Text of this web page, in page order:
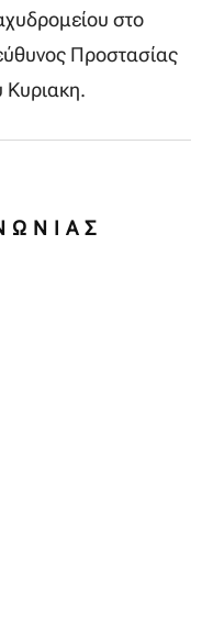
στο
Προστασίας
Κυριακη.